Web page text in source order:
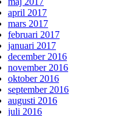
april 2017
mars 2017
februari 2017
januari 2017
december 2016
november 2016
oktober 2016
september 2016
augusti 2016
juli 2016